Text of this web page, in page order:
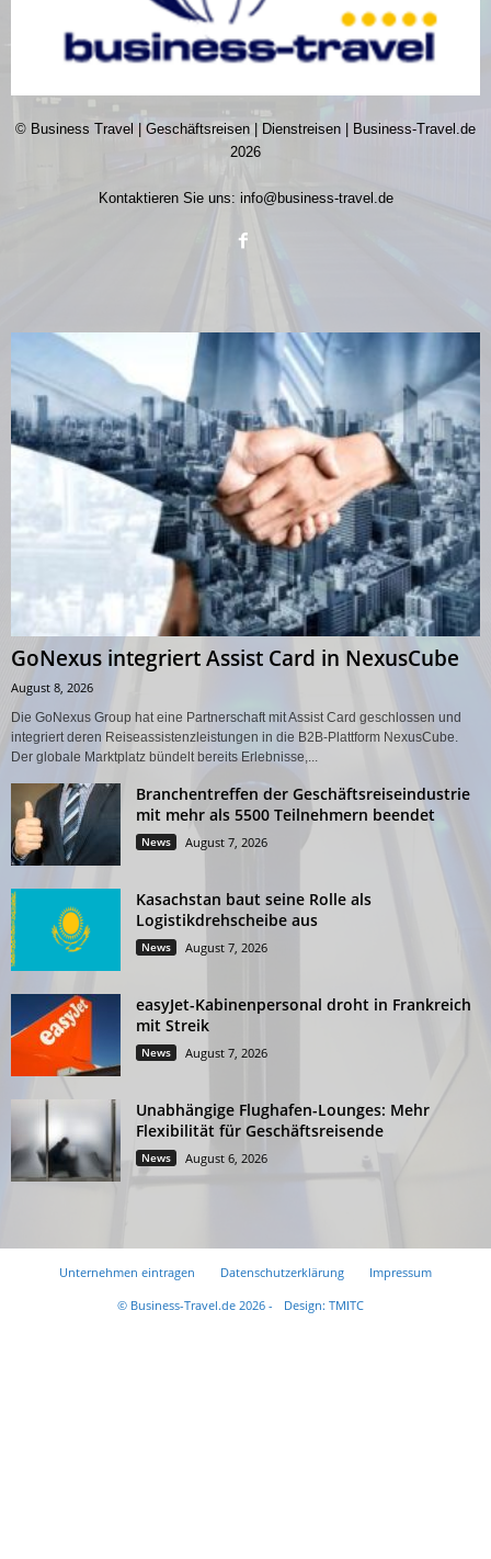
© Business Travel | Geschäftsreisen | Dienstreisen | Business-Travel.de
2026
Kontaktieren Sie uns: info@business-travel.de
GoNexus integriert Assist Card in NexusCube
August 8, 2026
Die GoNexus Group hat eine Partnerschaft mit Assist Card geschlossen und
integriert deren Reiseassistenzleistungen in die B2B-Plattform NexusCube.
Der globale Marktplatz bündelt bereits Erlebnisse,...
Branchentreffen der Geschäftsreiseindustrie
mit mehr als 5500 Teilnehmern beendet
News August 7, 2026
Kasachstan baut seine Rolle als
Logistikdrehscheibe aus
News August 7, 2026
easyJet-Kabinenpersonal droht in Frankreich
mit Streik
News August 7, 2026
Unabhängige Flughafen-Lounges: Mehr
Flexibilität für Geschäftsreisende
News August 6, 2026
Unternehmen eintragen Datenschutzerklärung
Impressum
© Business-Travel.de 2026 -
Design: TMITC